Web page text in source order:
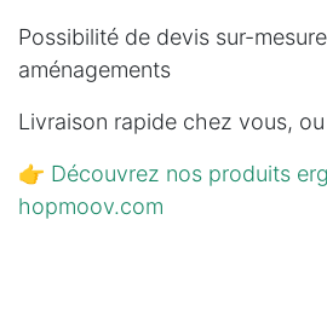
Possibilité de devis sur-
aménagements
Livraison rapide chez vous,
👉 Découvrez nos produits
hopmoov.com